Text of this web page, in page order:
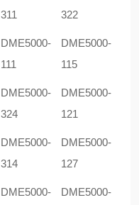
311
322
DME5000-
111
DME5000-
115
DME5000-
324
DME5000-
121
DME5000-
314
DME5000-
127
DME5000-
DME5000-